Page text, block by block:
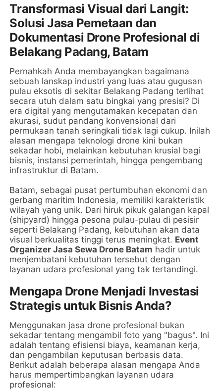
Transformasi Visual dari Langit:
Solusi Jasa Pemetaan dan
Dokumentasi Drone Profesional di
Belakang Padang, Batam
Pernahkah Anda membayangkan bagaimana
sebuah lanskap industri yang luas atau gugusan
pulau eksotis di sekitar Belakang Padang terlihat
secara utuh dalam satu bingkai yang presisi? Di
era digital yang mengutamakan kecepatan dan
akurasi, sudut pandang konvensional dari
permukaan tanah seringkali tidak lagi cukup. Inilah
alasan mengapa teknologi drone kini bukan
sekadar hobi, melainkan kebutuhan krusial bagi
bisnis, instansi pemerintah, hingga pengembang
infrastruktur di Batam.
Batam, sebagai pusat pertumbuhan ekonomi dan
gerbang maritim Indonesia, memiliki karakteristik
wilayah yang unik. Dari hiruk pikuk galangan kapal
(shipyard) hingga pesona pulau-pulau di pesisir
seperti Belakang Padang, kebutuhan akan data
visual berkualitas tinggi terus meningkat. Event
Organizer Jasa Sewa Drone Batam hadir untuk
menjembatani kebutuhan tersebut dengan
layanan udara profesional yang tak tertandingi.
Mengapa Drone Menjadi Investasi
Strategis untuk Bisnis Anda?
Menggunakan jasa drone profesional bukan
sekadar tentang mengambil foto yang "bagus". Ini
adalah tentang efisiensi biaya, keamanan kerja,
dan pengambilan keputusan berbasis data.
Berikut adalah beberapa alasan mengapa Anda
harus mempertimbangkan layanan udara
profesional: